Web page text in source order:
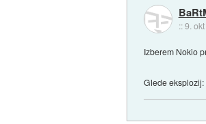
::9.
Izberem Nokio
Glede